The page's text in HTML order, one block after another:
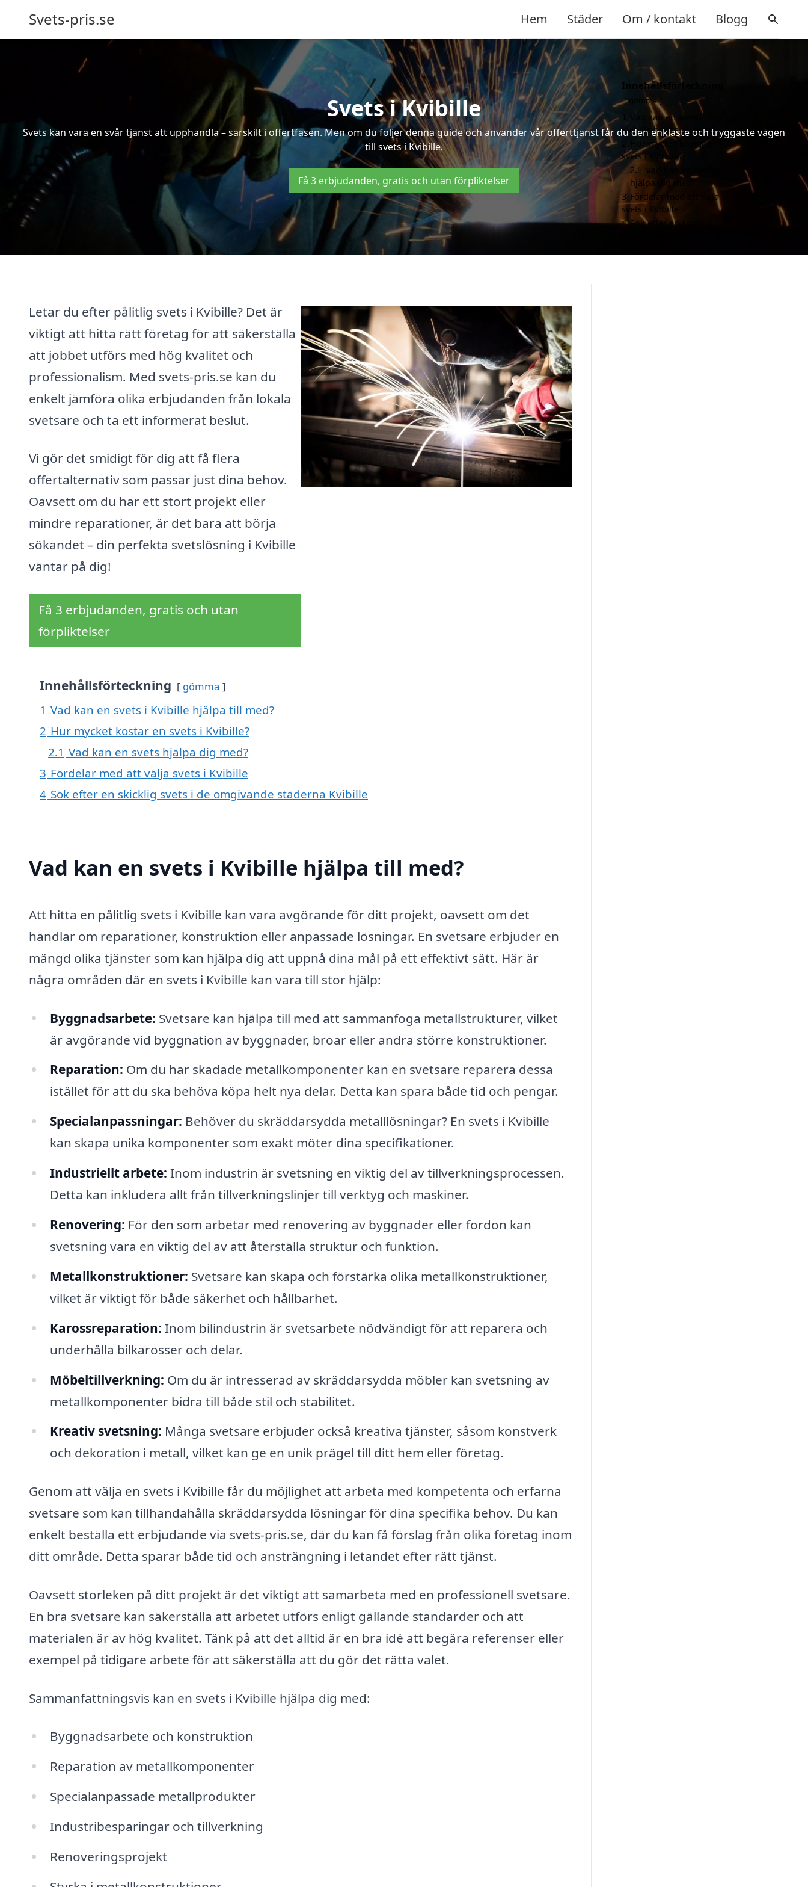
Svets-pris.se Hem Städer Om / kontakt Blogg
Svets i Kvibille
Svets kan vara en svår tjänst att upphandla – särskilt i offertfasen. Men om du följer denna guide och använder vår offerttjänst får du den enklaste och tryggaste vägen
till svets i Kvibille.
Få 3 erbjudanden, gratis och utan förpliktelser
Letar du efter pålitlig svets i Kvibille? Det är
viktigt att hitta rätt företag för att säkerställa
att jobbet utförs med hög kvalitet och
professionalism. Med svets-pris.se kan du
enkelt jämföra olika erbjudanden från lokala
svetsare och ta ett informerat beslut.
Vi gör det smidigt för dig att få flera
offertalternativ som passar just dina behov.
Oavsett om du har ett stort projekt eller
mindre reparationer, är det bara att börja
sökandet – din perfekta svetslösning i Kvibille
väntar på dig!
Få 3 erbjudanden, gratis och utan
förpliktelser
Innehållsförteckning gömma
1 Vad kan en svets i Kvibille hjälpa till med?
2 Hur mycket kostar en svets i Kvibille?
2.1 Vad kan en svets hjälpa dig med?
3 Fördelar med att välja svets i Kvibille
4 Sök efter en skicklig svets i de omgivande städerna Kvibille
Vad kan en svets i Kvibille hjälpa till med?
Att hitta en pålitlig svets i Kvibille kan vara avgörande för ditt projekt, oavsett om det
handlar om reparationer, konstruktion eller anpassade lösningar. En svetsare erbjuder en
mängd olika tjänster som kan hjälpa dig att uppnå dina mål på ett effektivt sätt. Här är
några områden där en svets i Kvibille kan vara till stor hjälp:
Byggnadsarbete: Svetsare kan hjälpa till med att sammanfoga metallstrukturer, vilket
är avgörande vid byggnation av byggnader, broar eller andra större konstruktioner.
Reparation: Om du har skadade metallkomponenter kan en svetsare reparera dessa
istället för att du ska behöva köpa helt nya delar. Detta kan spara både tid och pengar.
Specialanpassningar: Behöver du skräddarsydda metalllösningar? En svets i Kvibille
kan skapa unika komponenter som exakt möter dina specifikationer.
Industriellt arbete: Inom industrin är svetsning en viktig del av tillverkningsprocessen.
Detta kan inkludera allt från tillverkningslinjer till verktyg och maskiner.
Renovering: För den som arbetar med renovering av byggnader eller fordon kan
svetsning vara en viktig del av att återställa struktur och funktion.
Metallkonstruktioner: Svetsare kan skapa och förstärka olika metallkonstruktioner,
vilket är viktigt för både säkerhet och hållbarhet.
Karossreparation: Inom bilindustrin är svetsarbete nödvändigt för att reparera och
underhålla bilkarosser och delar.
Möbeltillverkning: Om du är intresserad av skräddarsydda möbler kan svetsning av
metallkomponenter bidra till både stil och stabilitet.
Kreativ svetsning: Många svetsare erbjuder också kreativa tjänster, såsom konstverk
och dekoration i metall, vilket kan ge en unik prägel till ditt hem eller företag.
Genom att välja en svets i Kvibille får du möjlighet att arbeta med kompetenta och erfarna
svetsare som kan tillhandahålla skräddarsydda lösningar för dina specifika behov. Du kan
enkelt beställa ett erbjudande via svets-pris.se, där du kan få förslag från olika företag inom
ditt område. Detta sparar både tid och ansträngning i letandet efter rätt tjänst.
Oavsett storleken på ditt projekt är det viktigt att samarbeta med en professionell svetsare.
En bra svetsare kan säkerställa att arbetet utförs enligt gällande standarder och att
materialen är av hög kvalitet. Tänk på att det alltid är en bra idé att begära referenser eller
exempel på tidigare arbete för att säkerställa att du gör det rätta valet.
Sammanfattningsvis kan en svets i Kvibille hjälpa dig med:
Byggnadsarbete och konstruktion
Reparation av metallkomponenter
Specialanpassade metallprodukter
Industribesparingar och tillverkning
Renoveringsprojekt
Innehållsförteckning
gömma
Vad kan en svets i
Kvibille hjälpa till med?
Hur mycket kostar en
svets i Kvibille?
2.1 Vad kan en svets
hjälpa dig med?
3 Fördelar med att välja
svets i Kvibille
4 Sök efter en skicklig